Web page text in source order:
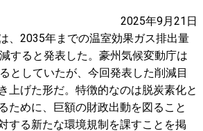
2025年9月21日
、2035年までの温室効果ガス排出量
すると発表した。豪州気候変動庁は
としていたが、今回発表した削減目
上げた形だ。特徴的なのは脱炭素化と
ために、巨額の財政出動を図ること
する新たな環境規制を課すことを掲